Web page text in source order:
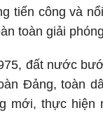
tiến công và
toàn giải
đất nước
Đảng, toàn
mới, thực